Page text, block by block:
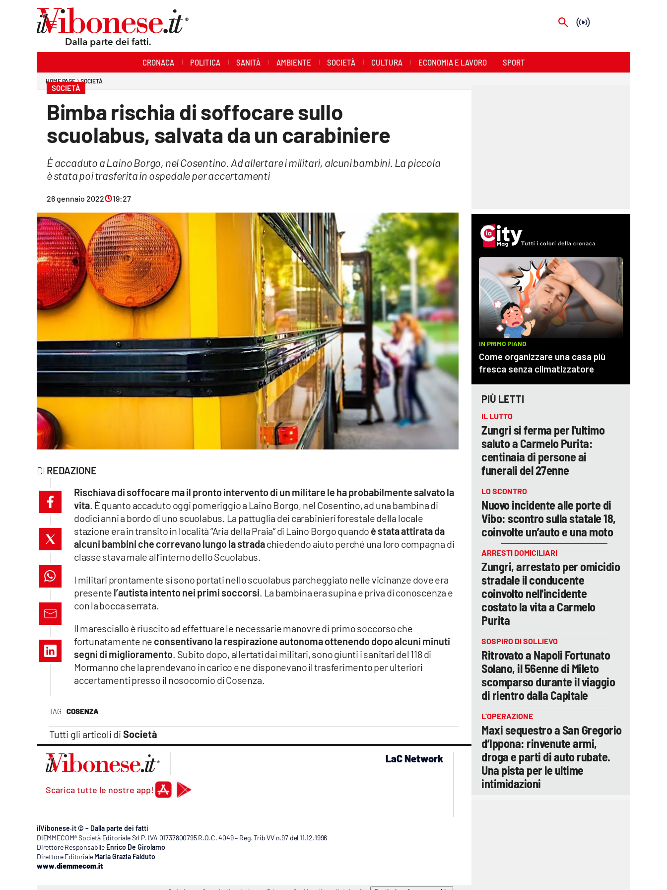
Streaming
lacitymag.it
cosenzachannel.it
ilvibonese.it
catanzarochannel.it
lacapitalenews.it
Vai
CRONACA POLITICA SANITÀ AMBIENTE SOCIETÀ CULTURA ECONOMIA E LAVORO SPORT
HOME PAGE SOCIETÀ
SOCIETÀ
Bimba rischia di soffocare sullo
scuolabus, salvata da un carabiniere
È accaduto a Laino Borgo, nel Cosentino. Ad allertare i militari, alcuni bambini. La piccola
è stata poi trasferita in ospedale per accertamenti
26 gennaio 2022 19:27
REDAZIONE
TAG COSENZA
Tutti gli articoli di Società
Rischiava di soffocare ma il pronto intervento di un militare le ha probabilmente salvato la
vita. È quanto accaduto oggi pomeriggio a Laino Borgo, nel Cosentino, ad una bambina di
dodici anni a bordo di uno scuolabus. La pattuglia dei carabinieri forestale della locale
stazione era in transito in località “Aria della Praia” di Laino Borgo quando è stata attirata da
alcuni bambini che correvano lungo la stradachiedendo aiuto perché una loro compagna di
classe stava male all’interno dello Scuolabus.
I militari prontamente si sono portati nello scuolabus parcheggiato nelle vicinanze dove era
presente l’autista intento nei primi soccorsi. La bambina era supina e priva di conoscenza e
con la bocca serrata.
Il maresciallo è riuscito ad effettuare le necessarie manovre di primo soccorso che
fortunatamente ne consentivano la respirazione autonoma ottenendo dopo alcuni minuti
segni di miglioramento. Subito dopo, allertati dai militari, sono giunti i sanitari del 118 di
Mormanno che la prendevano in carico e ne disponevano il trasferimento per ulteriori
accertamenti presso il nosocomio di Cosenza.
PIÙ LETTI
IL LUTTO
Zungri si ferma per l'ultimo
saluto a Carmelo Purita:
centinaia di persone ai
funerali del 27enne
LO SCONTRO
Nuovo incidente alle porte di
Vibo: scontro sulla statale 18,
coinvolte un’auto e una moto
ARRESTI DOMICILIARI
Zungri, arrestato per omicidio
stradale il conducente
coinvolto nell'incidente
costato la vita a Carmelo
Purita
SOSPIRO DI SOLLIEVO
Ritrovato a Napoli Fortunato
Solano, il 56enne di Mileto
scomparso durante il viaggio
di rientro dalla Capitale
L’OPERAZIONE
Maxi sequestro a San Gregorio
d’Ippona: rinvenute armi,
droga e parti di auto rubate.
Una pista per le ultime
intimidazioni
Scarica tutte le nostre app!
LaC Network
lacplay.it
lactv.it
laconair.it
lacitymag.it
lacapitalenews.it
ilVibonese.it © – Dalla parte dei fatti
DIEMMECOM® Società Editoriale Srl P. IVA 01737800795 R.O.C. 4049 – Reg. Trib VV n.97 del 11.12.1996
Direttore Responsabile Enrico De Girolamo
Direttore Editoriale Maria Grazia Falduto
www.diemmecom.it